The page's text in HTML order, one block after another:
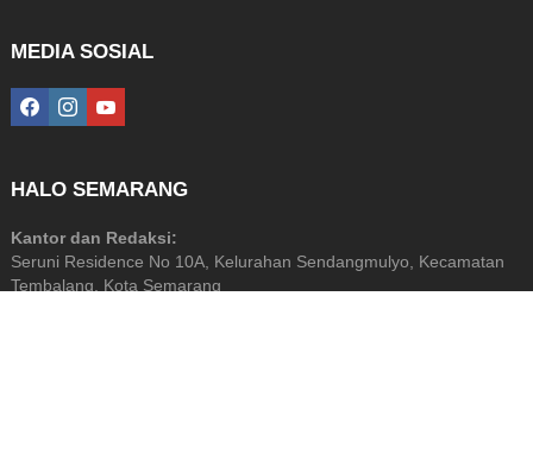
MEDIA SOSIAL
facebookinstagramyoutube
HALO SEMARANG
Kantor dan Redaksi:
Seruni Residence No 10A, Kelurahan Sendangmulyo, Kecamatan
Tembalang, Kota Semarang